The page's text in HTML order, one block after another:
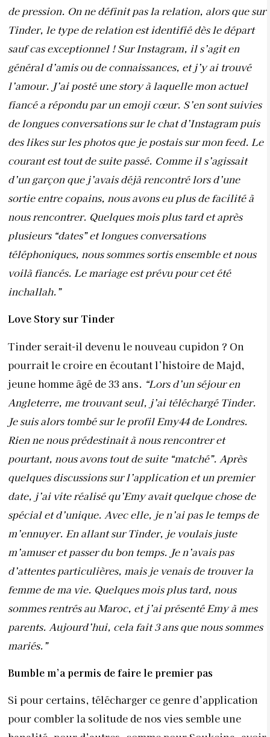
de pression. On ne définit pas la relation, alors que sur
Tinder, le type de relation est identifié dès le départ
sauf cas exceptionnel ! Sur Instagram, il s’agit en
général d’amis ou de connaissances, et j’y ai trouvé
l’amour. J’ai posté une story à laquelle mon actuel
fiancé a répondu par un emoji cœur. S’en sont suivies
de longues conversations sur le chat d’Instagram puis
des likes sur les photos que je postais sur mon feed. Le
courant est tout de suite passé. Comme il s’agissait
d’un garçon que j’avais déjà rencontré lors d’une
sortie entre copains, nous avons eu plus de facilité à
nous rencontrer. Quelques mois plus tard et après
plusieurs “dates” et longues conversations
téléphoniques, nous sommes sortis ensemble et nous
voilà fiancés. Le mariage est prévu pour cet été
inchallah.”
Love Story sur Tinder
Tinder serait-il devenu le nouveau cupidon ? On
pourrait le croire en écoutant l’histoire de Majd,
jeune homme âgé de 33 ans. “Lors d’un séjour en
Angleterre, me trouvant seul, j’ai téléchargé Tinder.
Je suis alors tombé sur le profil Emy44 de Londres.
Rien ne nous prédestinait à nous rencontrer et
pourtant, nous avons tout de suite “matché”. Après
quelques discussions sur l’application et un premier
date, j’ai vite réalisé qu’Emy avait quelque chose de
spécial et d’unique. Avec elle, je n’ai pas le temps de
m’ennuyer. En allant sur Tinder, je voulais juste
m’amuser et passer du bon temps. Je n’avais pas
d’attentes particulières, mais je venais de trouver la
femme de ma vie. Quelques mois plus tard, nous
sommes rentrés au Maroc, et j’ai présenté Emy à mes
parents. Aujourd’hui, cela fait 3 ans que nous sommes
mariés.”
Bumble m’a permis de faire le premier pas
Si pour certains, télécharger ce genre d’application
pour combler la solitude de nos vies semble une